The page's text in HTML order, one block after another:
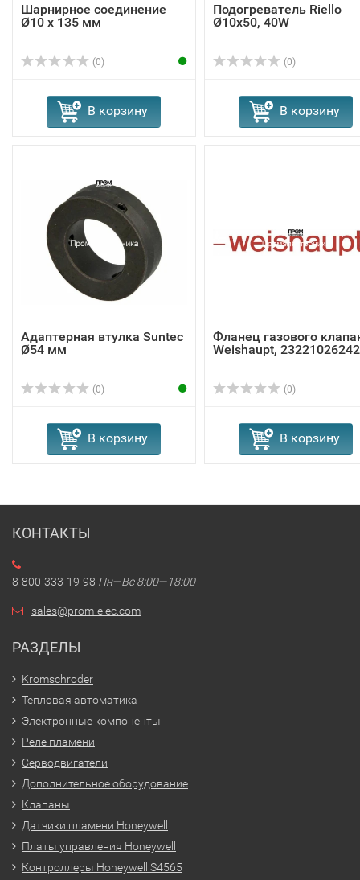
Шарнирное соединение
Ø10 x 135 мм
(0)
В корзину
Подогреватель Riello
Ø10x50, 40W
(0)
В корзину
Адаптерная втулка Suntec
Ø54 мм
(0)
В корзину
Фланец газового
Weishaupt, 23221026242
(0)
В корзину
КОНТАКТЫ
8-800-333-19-98 Пн—Вс 8:00—18:00
sales@prom-elec.com
РАЗДЕЛЫ
Kromschroder
Тепловая автоматика
Электронные компоненты
Реле пламени
Серводвигатели
Дополнительное оборудование
Клапаны
Датчики пламени Honeywell
Платы управления Honeywell
Контроллеры Honeywell S4565